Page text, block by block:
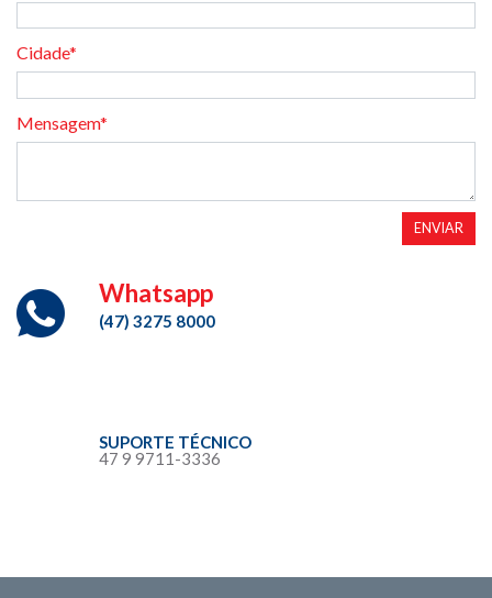
Cidade*
Mensagem*
ENVIAR
Whatsapp
(47) 3275 8000
SUPORTE TÉCNICO
47 9 9711-3336